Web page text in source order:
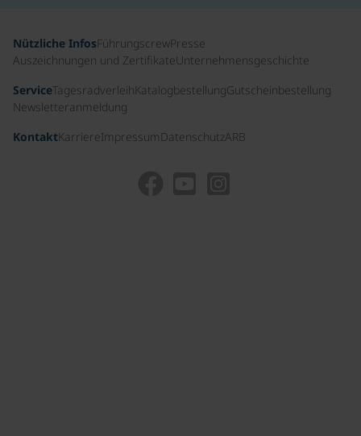
Nützliche InfosFührungscrewPresse
Auszeichnungen und ZertifikateUnternehmensgeschichte
ServiceTagesradverleihKatalogbestellungGutscheinbestellung
Newsletteranmeldung
KontaktKarriereImpressum DatenschutzARB